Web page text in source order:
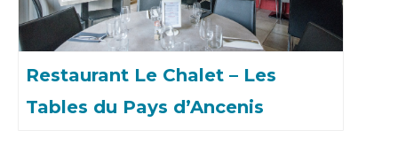
Restaurant Le Chalet – Les
Tables du Pays d’Ancenis